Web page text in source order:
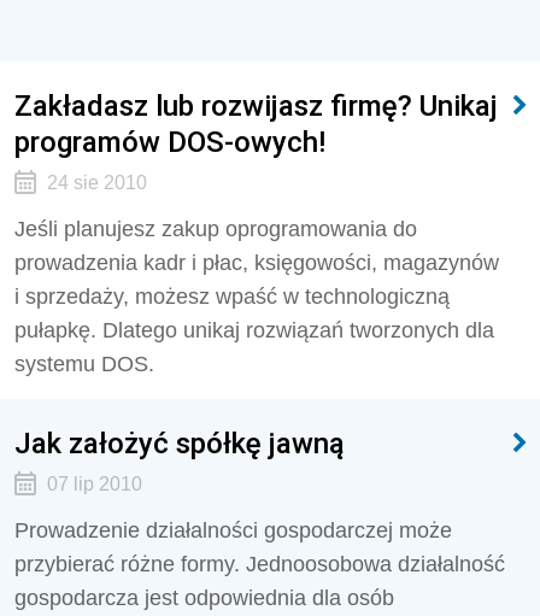
Zakładasz lub rozwijasz firmę? Unikaj
programów DOS-owych!
24 sie 2010
Jeśli planujesz zakup oprogramowania do
prowadzenia kadr i płac, księgowości, magazynów
i sprzedaży, możesz wpaść w technologiczną
pułapkę. Dlatego unikaj rozwiązań tworzonych dla
systemu DOS.
Jak założyć spółkę jawną
07 lip 2010
Prowadzenie działalności gospodarczej może
przybierać różne formy. Jednoosobowa działalność
gospodarcza jest odpowiednia dla osób